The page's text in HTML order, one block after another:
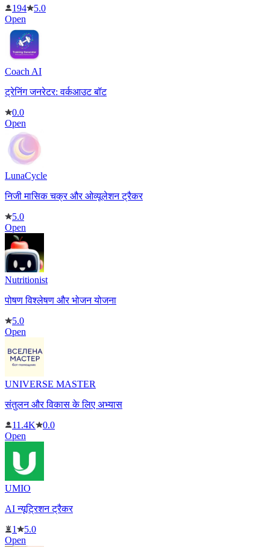
194
5.0
Open
Coach AI
ट्रेनिंग जनरेटर: वर्कआउट बॉट
0.0
Open
LunaCycle
निजी मासिक चक्र और ओव्यूलेशन ट्रैकर
5.0
Open
Nutritionist
पोषण विश्लेषण और भोजन योजना
5.0
Open
UNIVERSE MASTER
संतुलन और विकास के लिए अभ्यास
11.4K
0.0
Open
UMIO
AI न्यूट्रिशन ट्रैकर
1
5.0
Open